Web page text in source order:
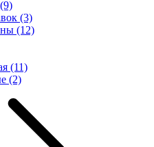
(9)
(3)
(12)
(11)
(2)